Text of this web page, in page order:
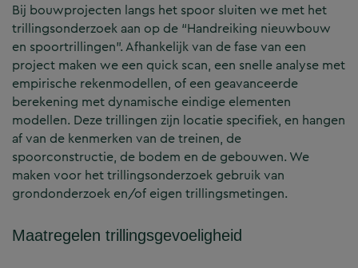
Bij bouwprojecten langs het spoor sluiten we met het
trillingsonderzoek aan op de “Handreiking nieuwbouw
en spoortrillingen”. Afhankelijk van de fase van een
project maken we een quick scan, een snelle analyse met
empirische rekenmodellen, of een geavanceerde
berekening met dynamische eindige elementen
modellen. Deze trillingen zijn locatie specifiek, en hangen
af van de kenmerken van de treinen, de
spoorconstructie, de bodem en de gebouwen. We
maken voor het trillingsonderzoek gebruik van
grondonderzoek en/of eigen trillingsmetingen.
Maatregelen trillingsgevoeligheid